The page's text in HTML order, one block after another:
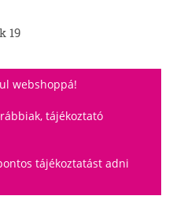
19
webshoppá!
tájékoztató
tájékoztatást adni